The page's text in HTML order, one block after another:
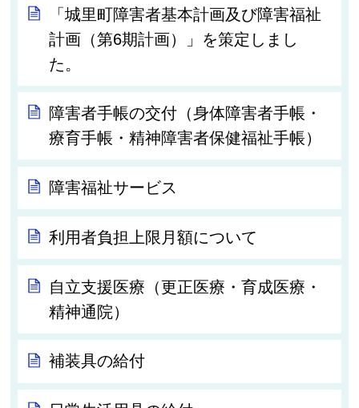
「城里町障害者基本計画及び障害福祉
計画（第6期計画）」を策定しまし
た。
障害者手帳の交付（身体障害者手帳・
療育手帳・精神障害者保健福祉手帳）
障害福祉サービス
利用者負担上限月額について
自立支援医療（更正医療・育成医療・
精神通院）
補装具の給付